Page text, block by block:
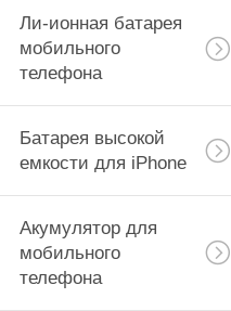
экран
Samsung
Ли-ионная батарея
мобильного
телефона
Батарея высокой
емкости для iPhone
Акумулятор для
мобильного
телефона